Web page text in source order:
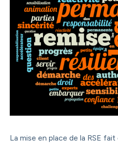
La mise en place de la RSE